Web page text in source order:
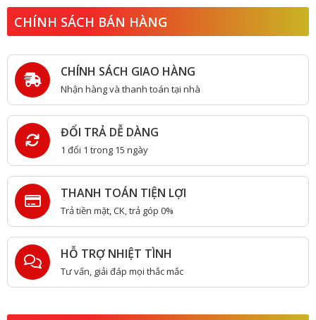
CHÍNH SÁCH BÁN HÀNG
CHÍNH SÁCH GIAO HÀNG
Nhận hàng và thanh toán tại nhà
ĐỔI TRẢ DỄ DÀNG
1 đổi 1 trong 15 ngày
THANH TOÁN TIỆN LỢI
Trả tiền mặt, CK, trả góp 0%
HỖ TRỢ NHIỆT TÌNH
Tư vấn, giải đáp mọi thắc mắc